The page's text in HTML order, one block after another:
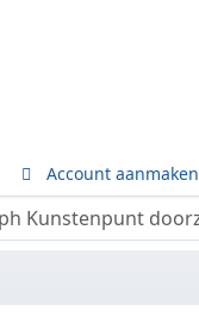
Account aanmaken